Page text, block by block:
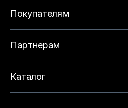
Покупателям
Партнерам
Каталог